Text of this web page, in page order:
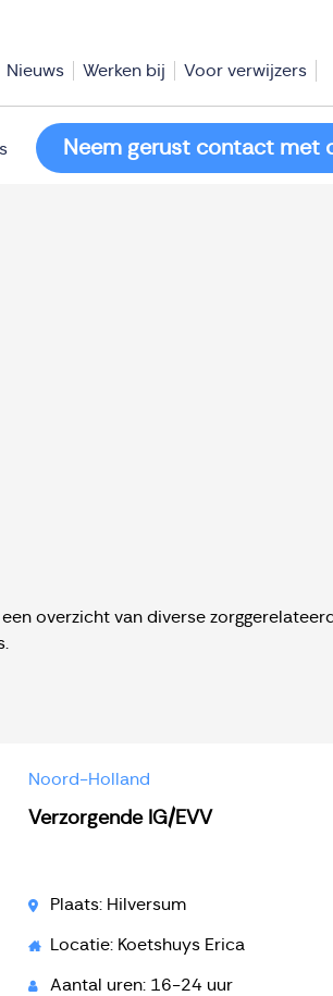
Nieuws Werken bij Voor verwijzers
Neem gerust contact met
overzicht van diverse
Noord-Holland
Verzorgende IG/EVV
Plaats: Hilversum
Locatie: Koetshuys Erica
Aantal uren: 16-24 uur